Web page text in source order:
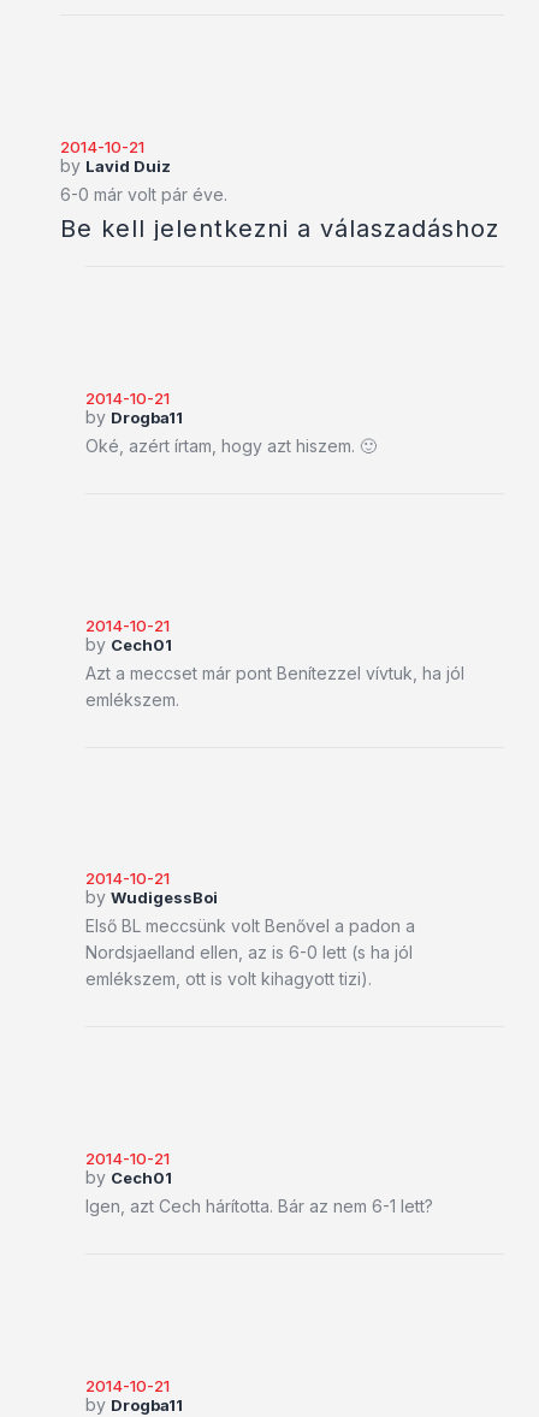
2014-10-21
by Lavid Duiz
6-0 már volt pár éve.
Be kell jelentkezni a válaszadáshoz
2014-10-21
by Drogba11
Oké, azért írtam, hogy azt hiszem. 🙂
2014-10-21
by Cech01
Azt a meccset már pont Benítezzel vívtuk, ha jól
emlékszem.
2014-10-21
by WudigessBoi
Első BL meccsünk volt Benővel a padon a
Nordsjaelland ellen, az is 6-0 lett (s ha jól
emlékszem, ott is volt kihagyott tizi).
2014-10-21
by Cech01
Igen, azt Cech hárította. Bár az nem 6-1 lett?
2014-10-21
by Drogba11